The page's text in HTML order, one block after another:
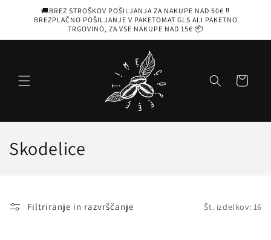
vsebino
🚚BREZ STROŠKOV POŠILJANJA ZA NAKUPE NAD 50€ ‼️
BREZPLAČNO POŠILJANJE V PAKETOMAT GLS ALI PAKETNO
TRGOVINO, ZA VSE NAKUPE NAD 15€ 📦
Košarica
Z
Skodelice
Filtriranje in razvrščanje Št. izdelkov: 16